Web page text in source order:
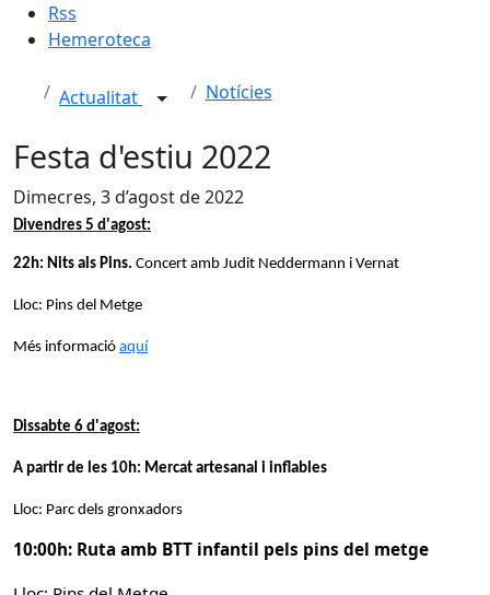
Rss
Hemeroteca
Actualitat Notícies
Festa d'estiu 2022
Dimecres, 3 d’agost de 2022
Divendres 5 d'agost:
22h: Nits als Pins. Concert amb Judit Neddermann i Vernat
Lloc: Pins del Metge
Més informació aquí
Dissabte 6 d'agost:
A partir de les 10h: Mercat artesanal i inflables
Lloc: Parc dels gronxadors
10:00h: Ruta amb BTT infantil pels pins del metge